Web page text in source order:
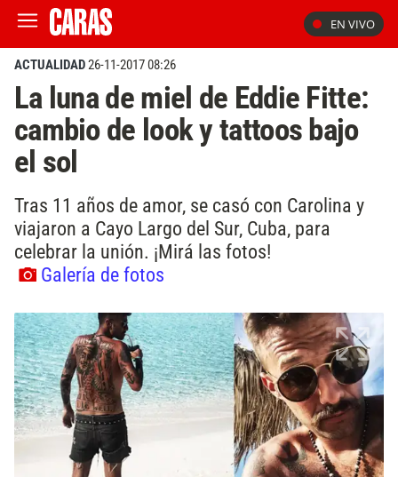
EN VIVO
ACTUALIDAD26-11-2017 08:26
La luna de miel de Eddie Fitte:
cambio de look y tattoos bajo
el sol
Tras 11 años de amor, se casó con Carolina y
viajaron a Cayo Largo del Sur, Cuba, para
celebrar la unión. ¡Mirá las fotos!
Galería de fotos